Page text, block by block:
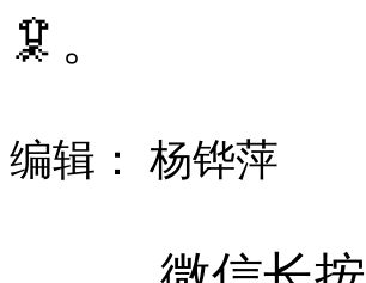
🦑。
编辑： 杨铧萍